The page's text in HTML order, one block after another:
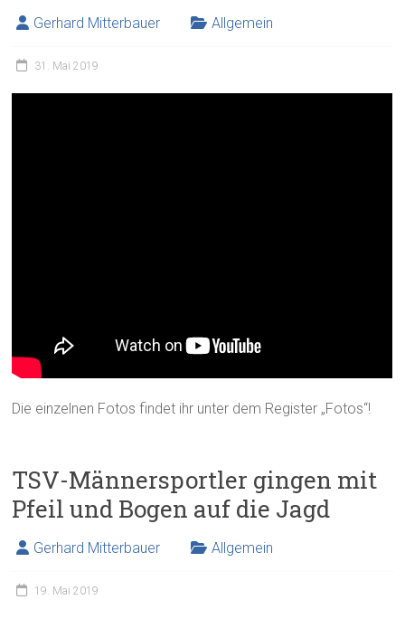
Gerhard Mitterbauer Allgemein
31. Mai 2019
Die einzelnen Fotos findet ihr unter dem Register „Fotos“!
TSV-Männersportler gingen mit
Pfeil und Bogen auf die Jagd
Gerhard Mitterbauer Allgemein
19. Mai 2019